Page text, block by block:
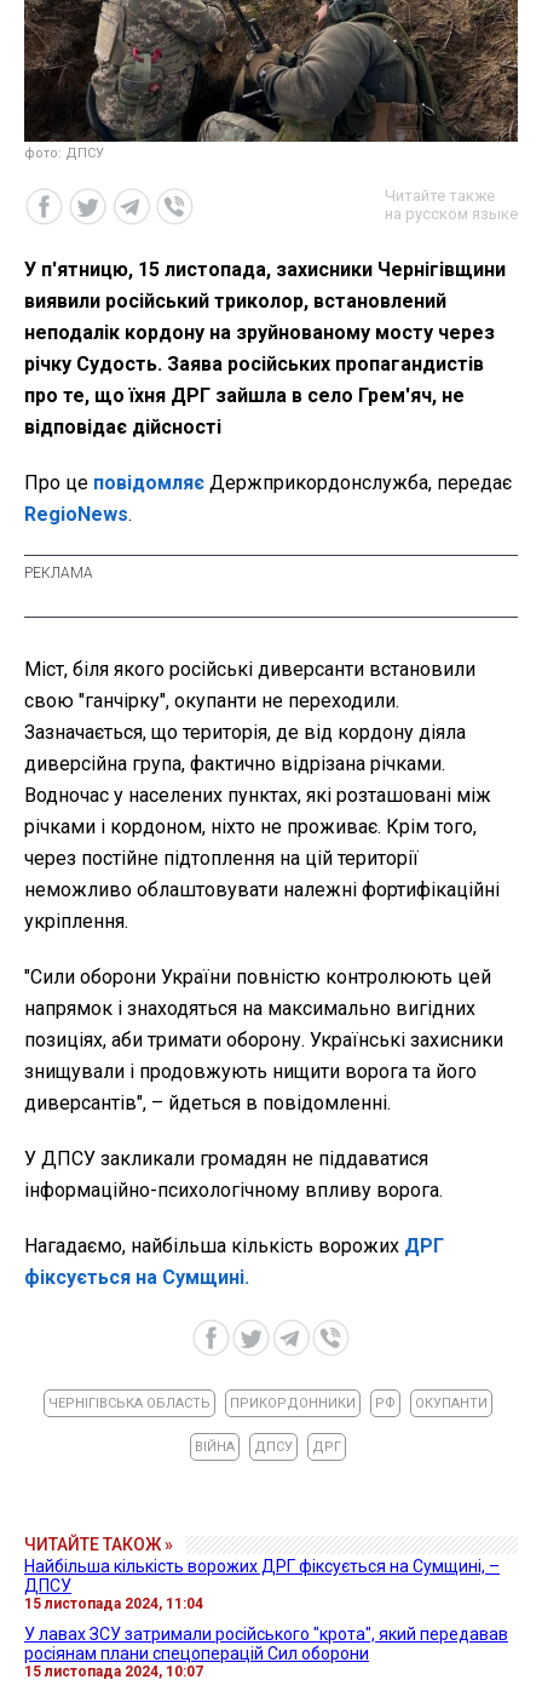
фото: ДПСУ
Читайте также
на русском языке
У п'ятницю, 15 листопада, захисники Чернігівщини
виявили російський триколор, встановлений
неподалік кордону на зруйнованому мосту через
річку Судость. Заява російських пропагандистів
про те, що їхня ДРГ зайшла в село Грем'яч, не
відповідає дійсності
Про це повідомляє Держприкордонслужба, передає
RegioNews.
Міст, біля якого російські диверсанти встановили
свою "ганчірку", окупанти не переходили.
Зазначається, що територія, де від кордону діяла
диверсійна група, фактично відрізана річками.
Водночас у населених пунктах, які розташовані між
річками і кордоном, ніхто не проживає. Крім того,
через постійне підтоплення на цій території
неможливо облаштовувати належні фортифікаційні
укріплення.
"Сили оборони України повністю контролюють цей
напрямок і знаходяться на максимально вигідних
позиціях, аби тримати оборону. Українські захисники
знищували і продовжують нищити ворога та його
диверсантів", – йдеться в повідомленні.
У ДПСУ закликали громадян не піддаватися
інформаційно-психологічному впливу ворога.
Нагадаємо, найбільша кількість ворожих ДРГ
фіксується на Сумщині.
ЧЕРНІГІВСЬКА ОБЛАСТЬ ПРИКОРДОННИКИ РФ ОКУПАНТИ
ВІЙНА ДПСУ ДРГ
ЧИТАЙТЕ ТАКОЖ »
Найбільша кількість ворожих ДРГ фіксується на Сумщині, –
ДПСУ
15 листопада 2024, 11:04
У лавах ЗСУ затримали російського "крота", який передавав
росіянам плани спецоперацій Сил оборони
15 листопада 2024, 10:07